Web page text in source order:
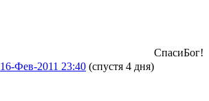
16-Фев-2011 23:40 (спустя 4 дня)
СпасиБог!